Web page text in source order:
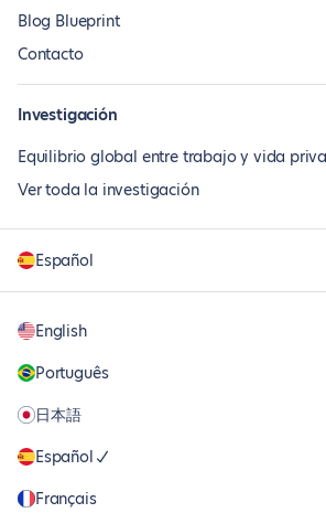
Blog Blueprint
Contacto
Investigación
Equilibrio global entre trabajo y vida
Ver toda la investigación
Español
English
Português
日本語
Español
Français